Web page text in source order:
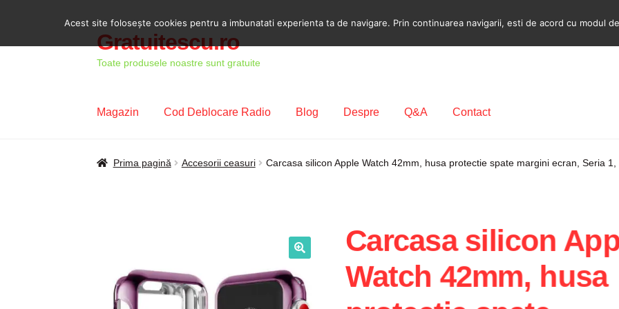
Sari
navigare
Sari
conținut
Gratuitescu.ro
Toate produsele noastre sunt gratuite
Magazin Cod Deblocare Radio Blog Despre Q&A Contact
Prima pagină Blog Cod Deblocare Radio, Decodare Casetofon Auto Contul meu Coș Despre
Prima pagină Accesorii ceasuri Carcasa silicon Apple Watch 42mm, husa protectie spate margini ecran, Seria 1,
Carcasa silicon
Watch 42mm, husa
Acest site foloseşte cookies pentru a imbunatati experienta ta de navigare. Prin continuarea navigarii, esti de acord cu modul